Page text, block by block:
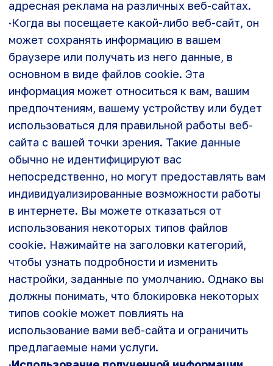
когда такая передача предусмотрена и
регулируется действующим
законодательством Российской Федерации, и
осуществляется по запросу
правоохранительных, надзорных или судебных
Исключительное право
·Материалы, размещенные на данном веб-
сайте, защищены законодательством
Российской Федерации и международных
норм в области защиты авторских и иных
смежных прав. Пользователь не в праве
копировать, передавать, распространять или
использовать каким-либо иным способом
материалы, взятые с данного веб-сайта, с
целю извлечения прибыли.
Все товарные знаки, чьи названия или
изображения размещены на страницах
данного веб-сайта, являются собственностью
их владельцев и пользуются
соответствующей защитой.
Дополнительные сервисы
·На данном веб-сайте могут быть размещены
кнопки доступа к социальным сетям, с целью
предоставления Пользователям возможности
поделиться ссылкой на веб-страницу. Данные
кнопки являются ссылками на социальные
сети, принадлежащие третьим лицам, которые
в свою очередь могут фиксировать вашу